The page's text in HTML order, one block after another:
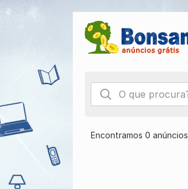
Encontramos 0 anúncios